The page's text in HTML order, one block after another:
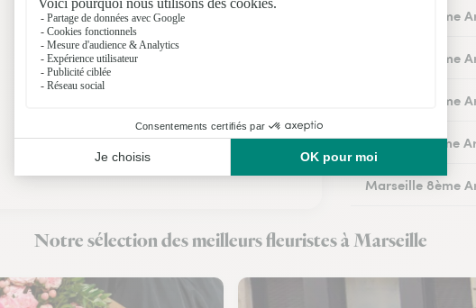
Marseille 4ème
Marseille 5ème
Marseille 6ème
Marseille 7ème
Marseille 8ème
Notre sélection des meilleurs fleuristes à Marseille